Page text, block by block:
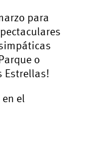
para
o
Estrellas!
el